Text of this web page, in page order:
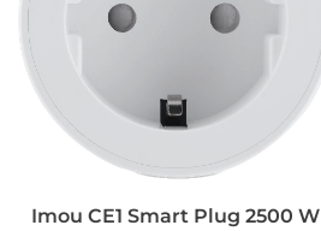
Imou CE1 Smart Plug 2500 W